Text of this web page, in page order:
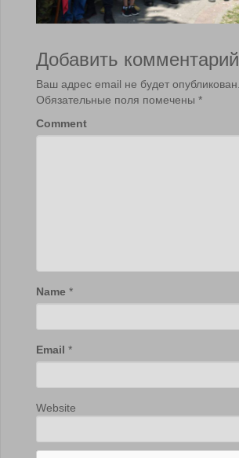
Добавить комментарий
Ваш адрес email не будет опубликован.
Обязательные поля помечены *
Comment
Name *
Email *
Website